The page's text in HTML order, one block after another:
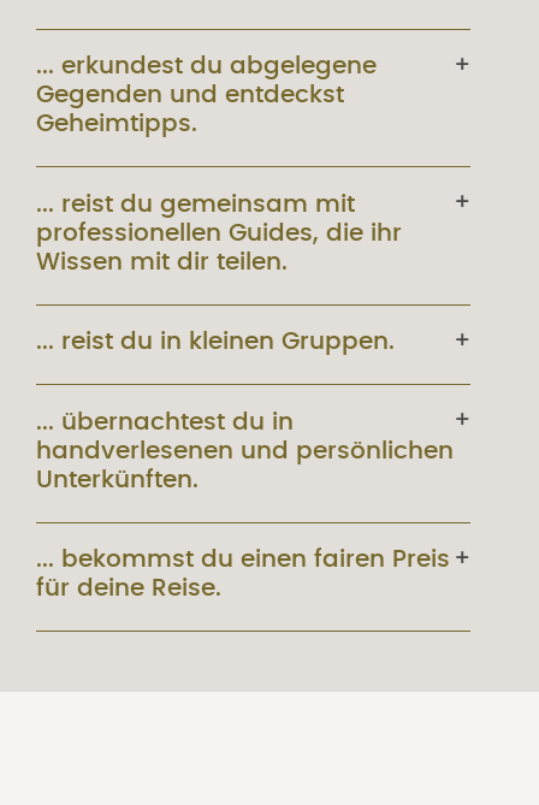
... erkundest du abgelegene
Gegenden und entdeckst
Geheimtipps.
... reist du gemeinsam mit
professionellen Guides, die ihr
Wissen mit dir teilen.
... reist du in kleinen Gruppen.
... übernachtest du in
handverlesenen und persönlichen
Unterkünften.
... bekommst du einen fairen Preis
für deine Reise.